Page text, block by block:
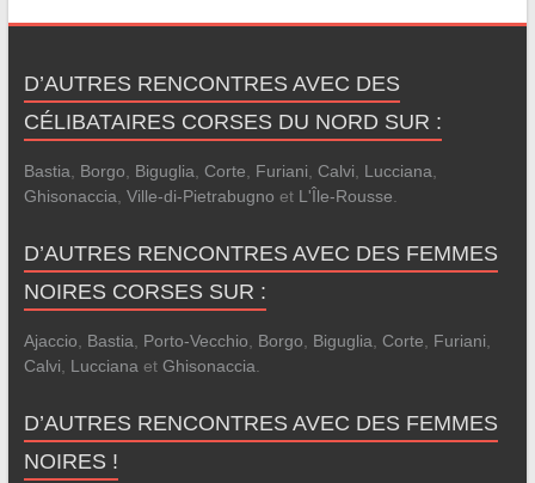
D’AUTRES RENCONTRES AVEC DES
CÉLIBATAIRES CORSES DU NORD SUR :
Bastia, Borgo, Biguglia, Corte, Furiani, Calvi, Lucciana,
Ghisonaccia, Ville-di-Pietrabugno et L'Île-Rousse.
D’AUTRES RENCONTRES AVEC DES FEMMES
NOIRES CORSES SUR :
Ajaccio, Bastia, Porto-Vecchio, Borgo, Biguglia, Corte, Furiani,
Calvi, Luccianaet Ghisonaccia.
D’AUTRES RENCONTRES AVEC DES FEMMES
NOIRES !